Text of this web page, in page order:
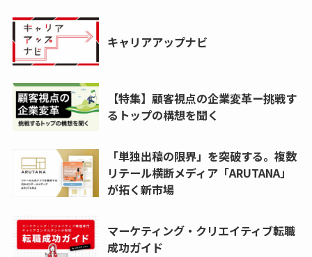
キャリアアップナビ
【特集】顧客視点の企業変革ー挑戦す
るトップの構想を聞く
「単独出稿の限界」を突破する。複数
リテール横断メディア「ARUTANA」
が拓く新市場
マーケティング・クリエイティブ転職
成功ガイド